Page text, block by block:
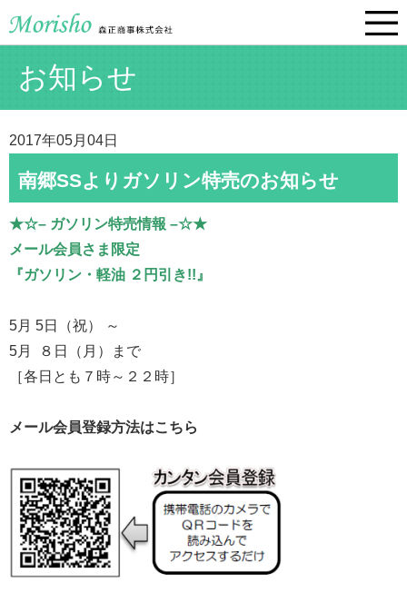
お知らせ
2017年05月04日
南郷SSよりガソリン特売のお知らせ
★☆– ガソリン特売情報 –☆★
メール会員さま限定
『ガソリン・軽油 ２円引き!!』
5月 5日（祝） ～
5月 ８日（月）まで
［各日とも７時～２２時］
メール会員登録方法はこちら